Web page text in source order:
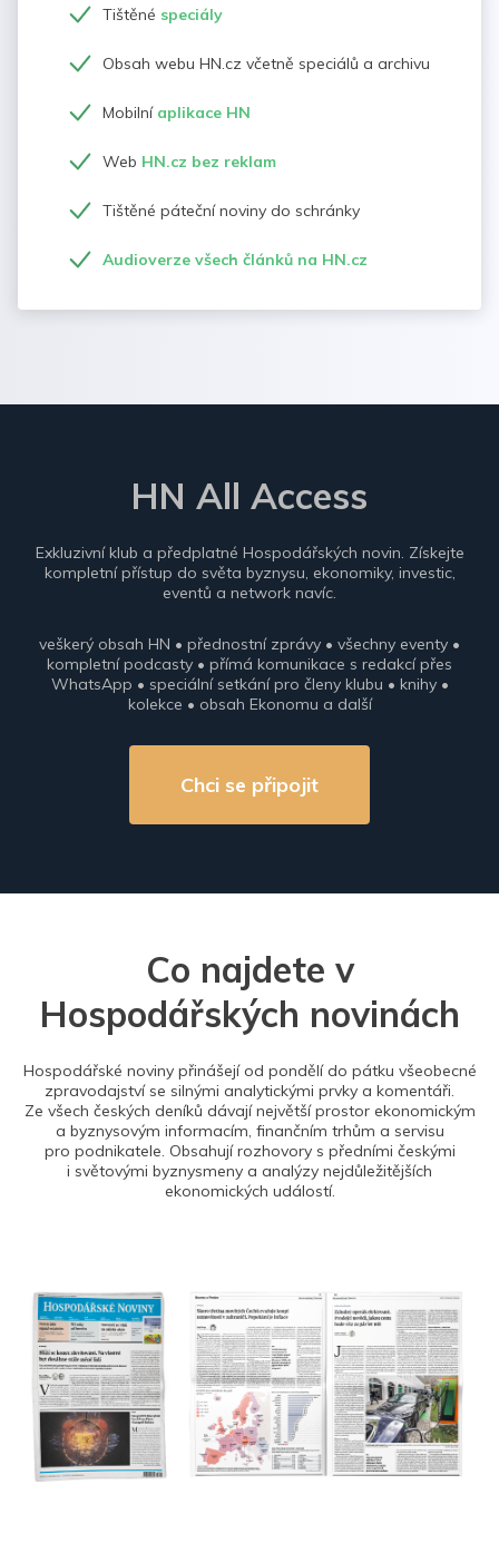
Tištěné speciály
Obsah webu HN.cz včetně speciálů a archivu
Mobilní aplikace HN
Web HN.cz bez reklam
Tištěné páteční noviny do schránky
Audioverze všech článků na HN.cz
HN All Access
Exkluzivní klub a předplatné Hospodářských novin. Získejte
kompletní přístup do světa byznysu, ekonomiky, investic,
eventů a network navíc.
veškerý obsah HN • přednostní zprávy • všechny eventy •
kompletní podcasty • přímá komunikace s redakcí přes
WhatsApp • speciální setkání pro členy klubu • knihy •
kolekce • obsah Ekonomu a další
Chci se připojit
Co najdete v
Hospodářských novinách
Hospodářské noviny přinášejí od pondělí do pátku všeobecné
zpravodajství se silnými analytickými prvky a komentáři.
Ze všech českých deníků dávají největší prostor ekonomickým
a byznysovým informacím, finančním trhům a servisu
pro podnikatele. Obsahují rozhovory s předními českými
i světovými byznysmeny a analýzy nejdůležitějších
ekonomických událostí.